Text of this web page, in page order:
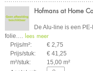
Hofmans at Home
De Alu-line is een
folie.… lees meer
Prijs/m²:
€ 2,75
Prijs/stuk:
€ 41,25
m²/stuk:
15,00 m²